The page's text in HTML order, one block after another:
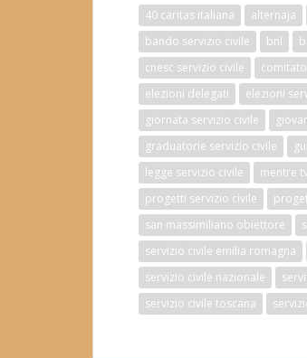
40 caritas italiana alternaja
bando servizio civile
bnl
cnesc servizio civile
elezioni delegati
elezioni
giornata servizio civile
graduatorie servizio civile
legge servizio civile
mentre
progetti servizio civile
san massimiliano obiettore
servizio civile emilia romagna
servizio civile nazionale
servizio civile toscana